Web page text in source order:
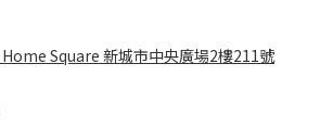
Square 新城市中央廣場2樓211號